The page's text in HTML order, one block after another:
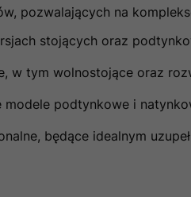
pozwalających na
stojących oraz
w tym wolnostojące oraz
modele podtynkowe i
będące idealnym